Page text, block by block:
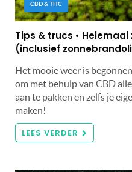
CBD & THC
Tips & trucs •
(inclusief
Het mooie weer is
om met behulp van CBD
aan te pakken en zelfs je
maken!
LEES VERDER